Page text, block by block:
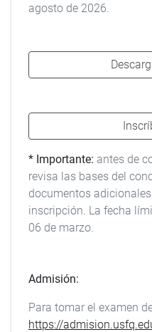
agosto de 2026.
* Importante: antes de
revisa las bases del
documentos
inscripción. La fecha
06 de marzo.
Admisión:
Para tomar el examen
https://